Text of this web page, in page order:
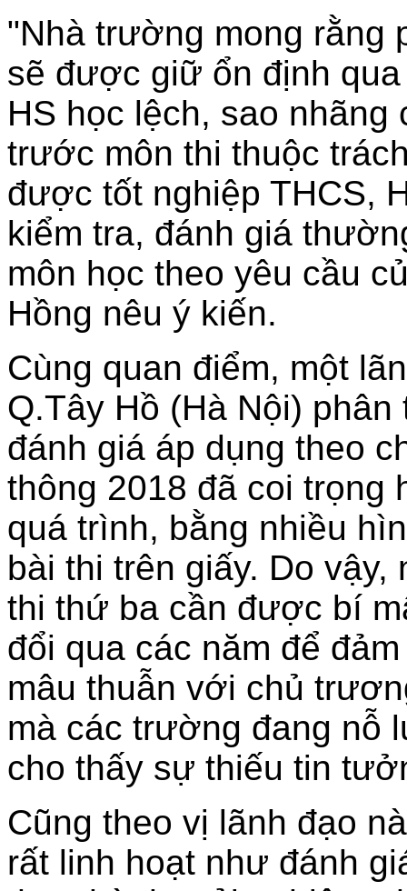
"Nhà trường mong rằng
sẽ được giữ ổn định
HS học lệch, sao nhãng
trước môn thi thuộc
được tốt nghiệp THCS,
kiểm tra, đánh giá
môn học theo yêu cầu
Hồng nêu ý kiến.
Cùng quan điểm, một
Q.Tây Hồ (Hà Nội)
đánh giá áp dụng theo
thông 2018 đã coi trọng
quá trình, bằng nhiều
bài thi trên giấy. Do
thi thứ ba cần được bí
đổi qua các năm để
mâu thuẫn với chủ
mà các trường đang nỗ
cho thấy sự thiếu tin
Cũng theo vị lãnh đạo
rất linh hoạt như đánh